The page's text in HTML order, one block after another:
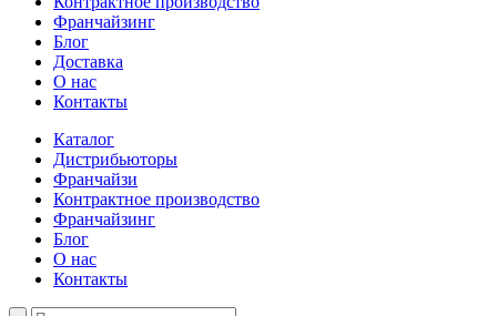
Франчайзинг
Блог
Доставка
О нас
Контакты
Каталог
Дистрибьюторы
Франчайзи
Контрактное производство
Франчайзинг
Блог
О нас
Контакты